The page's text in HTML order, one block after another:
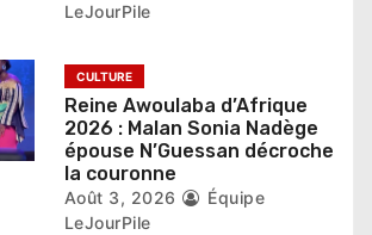
LeJourPile
CULTURE
Reine Awoulaba d’Afrique
2026 : Malan Sonia Nadège
épouse N’Guessan décroche
la couronne
Août 3, 2026
Équipe
LeJourPile